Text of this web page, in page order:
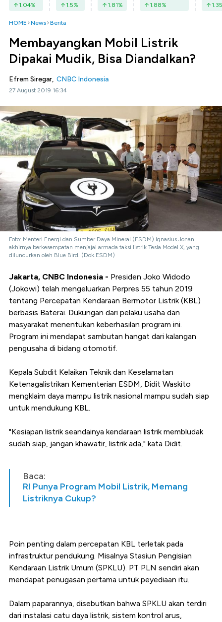
1.04% 1.5% 1.81% 1.88% 1.35
HOME News Berita
Membayangkan Mobil Listrik
Dipakai Mudik, Bisa Diandalkan?
Efrem Siregar, CNBC Indonesia
27 August 2019 16:34
Foto: Menteri Energi dan Sumber Daya Mineral (ESDM) Ignasius Jonan
akhirnya berkesempatan menjajal armada taksi listrik Tesla Model X, yang
diluncurkan oleh Blue Bird. (Dok.ESDM)
Jakarta, CNBC Indonesia - Presiden Joko Widodo
(Jokowi) telah mengeluarkan Perpres 55 tahun 2019
tentang Percepatan Kendaraan Bermotor Listrik (KBL)
berbasis Baterai. Dukungan dari pelaku usaha dan
masyarakat menentukan keberhasilan program ini.
Program ini mendapat sambutan hangat dari kalangan
pengusaha di bidang otomotif.
Kepala Subdit Kelaikan Teknik dan Keselamatan
Ketenagalistrikan Kementerian ESDM, Didit Waskito
mengklaim daya mampu listrik nasional mampu sudah siap
untuk mendukung KBL.
"Kesiapan listrik seandainya kendaraan listrik membludak
sudah siap, jangan khawatir, listrik ada," kata Didit.
Baca:
RI Punya Program Mobil Listrik, Memang
Listriknya Cukup?
Poin penting dalam percepatan KBL terletak pada
infrastruktur pendukung. Misalnya Stasiun Pengisian
Kendaraan Listrik Umum (SPKLU). PT PLN sendiri akan
mendapat penugasan pertama untuk peyediaan itu.
Dalam paparannya, disebutkan bahwa SPKLU akan terdiri
dari instalasi catu daya listrik, sistem kontrol arus,